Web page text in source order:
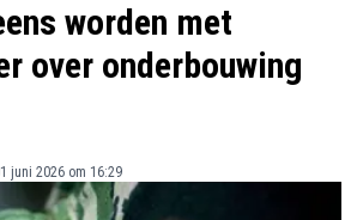
worden met
over onderbouwing
juni 2026 om 16:29